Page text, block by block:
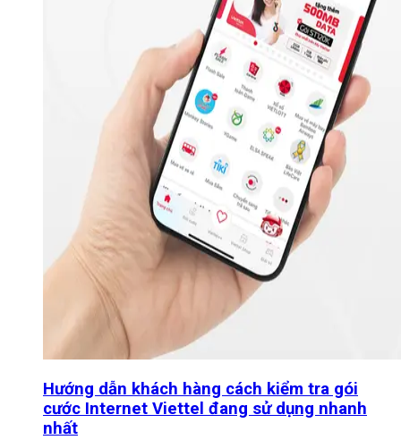
Hướng dẫn khách hàng cách kiểm tra gói
cước Internet Viettel đang sử dụng nhanh
nhất